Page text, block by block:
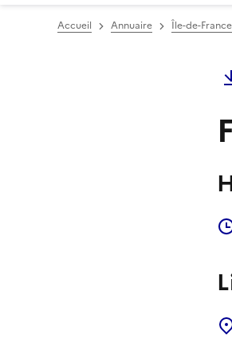
Accueil Annuaire Île-de-France